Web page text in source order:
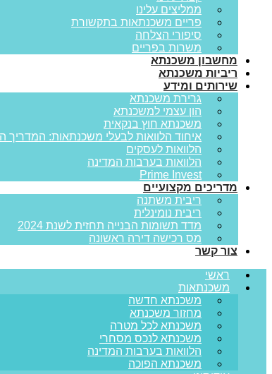
ממליצים עלינו
פריים משכנתאות בתקשורת
סיפורי הצלחה
משרות בפריים
מחשבון משכנתא
ריביות משכנתא
שירותים ומידע
גרירת משכנתא
הון עצמי למשכנתא
משכנתא חוץ בנקאית
איחוד הלוואות לבעלי משכנתאות: המדריך
הלוואות לעסקים
הלוואות בערבות המדינה
Prime Invest
מדריכים מקצועיים
ריבית משתנה
ריבית נומינלית
מדד תשומות הבנייה תחזית לשנת 2024
מס רכישה דירה ראשונה
צור קשר
ראשי
משכנתאות
משכנתא חדשה
מחזור משכנתא
משכנתא לכל מטרה
משכנתא לנכס מסחרי
הלוואות בערבות המדינה
משכנתא הפוכה